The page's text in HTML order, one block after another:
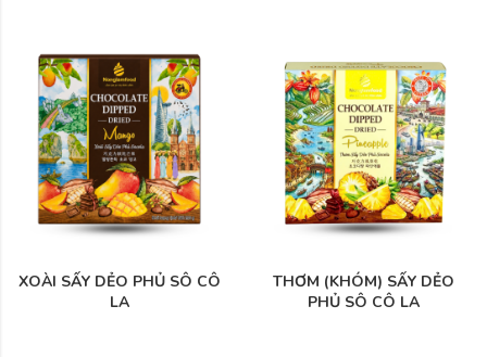
XOÀI SẤY DẺO PHỦ SÔ CÔ
LA
THƠM (KHÓM) SẤY DẺO
PHỦ SÔ CÔ LA